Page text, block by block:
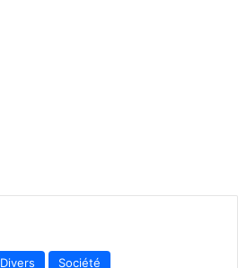
Divers Société